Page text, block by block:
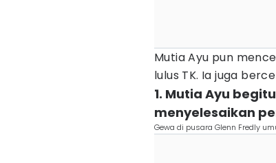
Mutia Ayu pun
lulus TK. Ia juga
1. Mutia Ayu
menyelesaikan
Gewa di pusara Glenn Fredly